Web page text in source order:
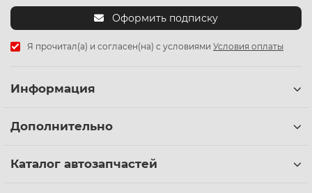
Оформить подписку
Я прочитал(а) и согласен(на) с условиями Условия оплаты
Информация
Дополнительно
Каталог автозапчастей